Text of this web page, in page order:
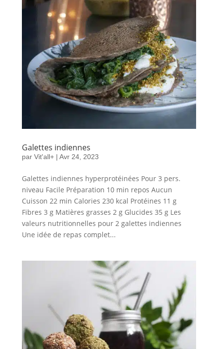
Galettes indiennes
par Vit'all+| Avr 24, 2023
Galettes indiennes hyperprotéinées Pour 3 pers.
niveau Facile Préparation 10 min repos Aucun
Cuisson 22 min Calories 230 kcal Protéines 11 g
Fibres 3 g Matières grasses 2 g Glucides 35 g Les
valeurs nutritionnelles pour 2 galettes indiennes
Une idée de repas complet...